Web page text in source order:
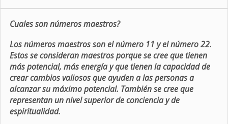
Cuales son números maestros?
Los números maestros son el número 11 y el número 22.
Estos se consideran maestros porque se cree que tienen
más potencial, más energía y que tienen la capacidad de
crear cambios valiosos que ayuden a las personas a
alcanzar su máximo potencial. También se cree que
representan un nivel superior de conciencia y de
espiritualidad.